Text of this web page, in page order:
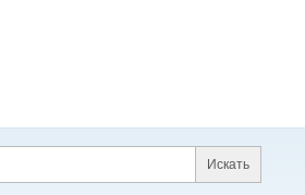
информация
Поиск по сайту и
Искать